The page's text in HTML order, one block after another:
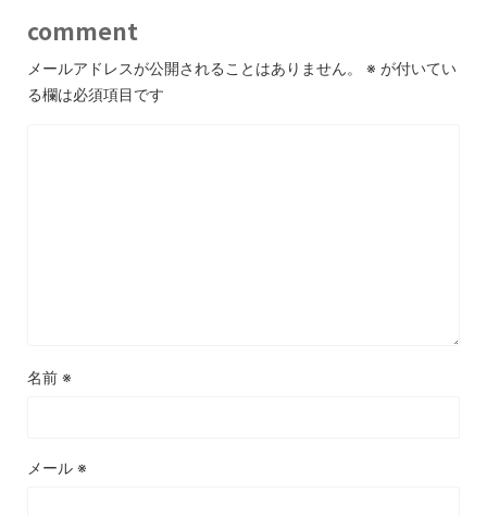
comment
メールアドレスが公開されることはありません。 ※ が付いてい
る欄は必須項目です
名前 ※
メール ※